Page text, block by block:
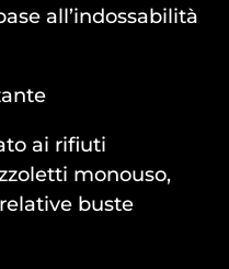
all’indossabilità
ai rifiuti
monouso,
buste